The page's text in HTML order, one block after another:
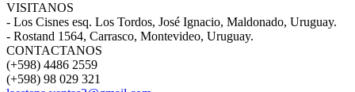
VISITANOS
- Los Cisnes esq. Los Tordos, José Ignacio, Maldonado, Uruguay.
- Rostand 1564, Carrasco, Montevideo, Uruguay.
CONTACTANOS
(+598) 4486 2559
(+598) 98 029 321